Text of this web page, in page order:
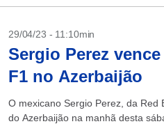
29/04/23 - 11:10min
Sergio Perez
F1 no Azerbaijão
O mexicano Sergio Perez, da Red
do Azerbaijão na manhã desta